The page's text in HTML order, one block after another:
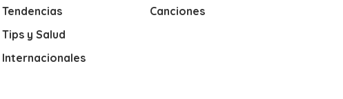
Tendencias
Tips y Salud
Internacionales
Canciones